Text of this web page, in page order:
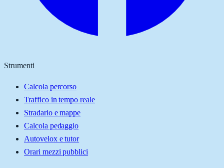
Strumenti
Calcola percorso
Traffico in tempo reale
Stradario e mappe
Calcola pedaggio
Autovelox e tutor
Orari mezzi pubblici